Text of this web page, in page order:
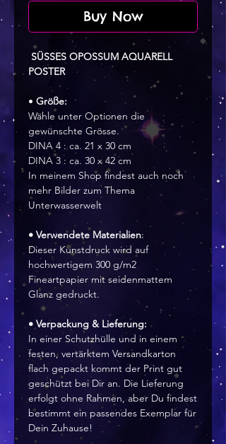
Buy Now
SÜSSES OPOSSUM AQUARELL
POSTER
• Größe:
Wähle unter Optionen die
gewünschte Grösse.
DINA 4 : ca. 21 x 30 cm
DINA 3 : ca. 30 x 42 cm
In meinem Shop findest auch noch
mehr Bilder zum Thema
Unterwasserwelt
• Verwendete Materialien:
Dieser Kunstdruck wird auf
hochwertigem 300 g/m2
Fineartpapier mit seidenmattem
Glanz gedruckt.
• Verpackung & Lieferung:
In einer Schutzhülle und in einem
festen, vertärktem Versandkarton
flach gepackt kommt der Print gut
geschützt bei Dir an. Die Lieferung
erfolgt ohne Rahmen, aber Du findest
bestimmt ein passendes Exemplar für
Dein Zuhause!